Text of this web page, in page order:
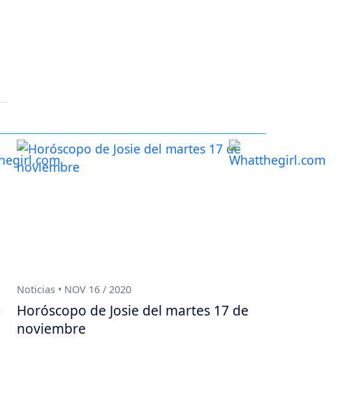
Noticias • NOV 16 / 2020
Horóscopo de Josie del martes 17 de
noviembre